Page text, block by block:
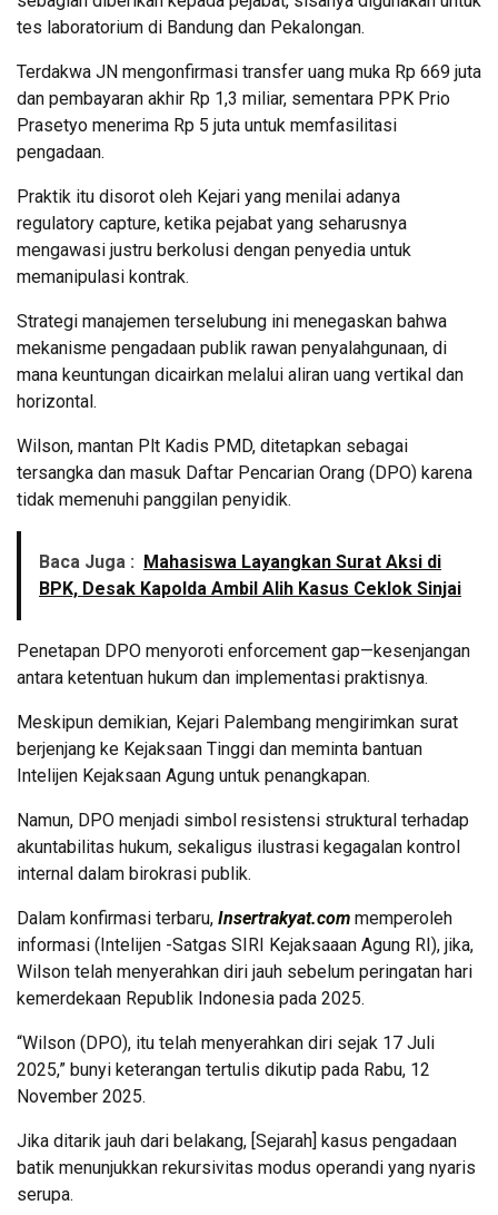
tes laboratorium di Bandung dan Pekalongan.
Terdakwa JN mengonfirmasi transfer uang muka Rp 669 juta
dan pembayaran akhir Rp 1,3 miliar, sementara PPK Prio
Prasetyo menerima Rp 5 juta untuk memfasilitasi
pengadaan.
Praktik itu disorot oleh Kejari yang menilai adanya
regulatory capture, ketika pejabat yang seharusnya
mengawasi justru berkolusi dengan penyedia untuk
memanipulasi kontrak.
Strategi manajemen terselubung ini menegaskan bahwa
mekanisme pengadaan publik rawan penyalahgunaan, di
mana keuntungan dicairkan melalui aliran uang vertikal dan
horizontal.
Wilson, mantan Plt Kadis PMD, ditetapkan sebagai
tersangka dan masuk Daftar Pencarian Orang (DPO) karena
tidak memenuhi panggilan penyidik.
Baca Juga : Mahasiswa Layangkan Surat Aksi di
BPK, Desak Kapolda Ambil Alih Kasus Ceklok Sinjai
Penetapan DPO menyoroti enforcement gap—kesenjangan
antara ketentuan hukum dan implementasi praktisnya.
Meskipun demikian, Kejari Palembang mengirimkan surat
berjenjang ke Kejaksaan Tinggi dan meminta bantuan
Intelijen Kejaksaan Agung untuk penangkapan.
Namun, DPO menjadi simbol resistensi struktural terhadap
akuntabilitas hukum, sekaligus ilustrasi kegagalan kontrol
internal dalam birokrasi publik.
Dalam konfirmasi terbaru, Insertrakyat.com memperoleh
informasi (Intelijen -Satgas SIRI Kejaksaaan Agung RI), jika,
Wilson telah menyerahkan diri jauh sebelum peringatan hari
kemerdekaan Republik Indonesia pada 2025.
“Wilson (DPO), itu telah menyerahkan diri sejak 17 Juli
2025,” bunyi keterangan tertulis dikutip pada Rabu, 12
November 2025.
Jika ditarik jauh dari belakang, [Sejarah] kasus pengadaan
batik menunjukkan rekursivitas modus operandi yang nyaris
serupa.